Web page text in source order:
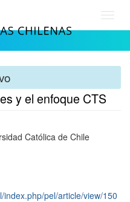
y el enfoque CTS
Católica de Chile
pel/article/view/150